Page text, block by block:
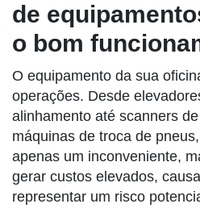
de
o bom
O equipamento da sua
operações. Desde
alinhamento até scanners
máquinas de troca de
apenas um inconveniente,
gerar custos elevados,
representar um risco